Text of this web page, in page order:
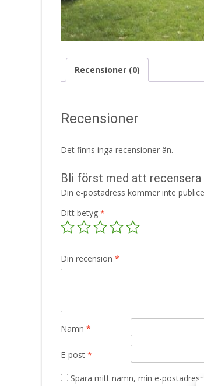
Recensioner (0)
Recensioner
Det finns inga recensioner än.
Bli först med att recensera
Din e-postadress kommer inte
Ditt betyg *
Din recension *
Namn *
E-post *
Spara mitt namn, min e-